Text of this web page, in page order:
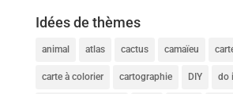
Idées de thèmes
animal atlas cactus camaïeu
carte à colorier cartographie DIY do